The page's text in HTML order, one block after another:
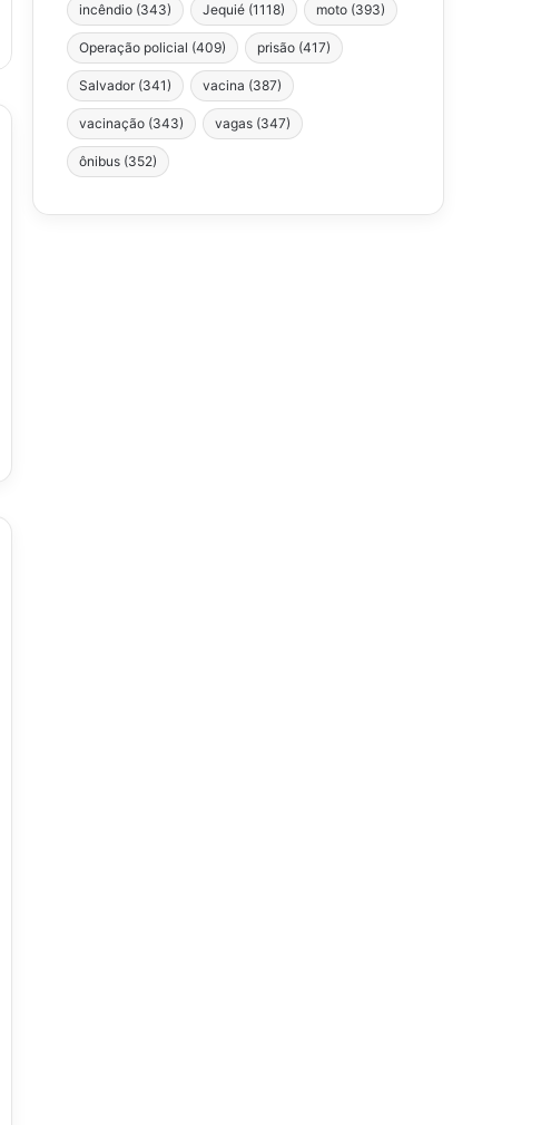
incêndio (343) Jequié (1118) moto (393)
Operação policial (409) prisão (417)
Salvador (341) vacina (387)
vacinação (343) vagas (347)
ônibus (352)